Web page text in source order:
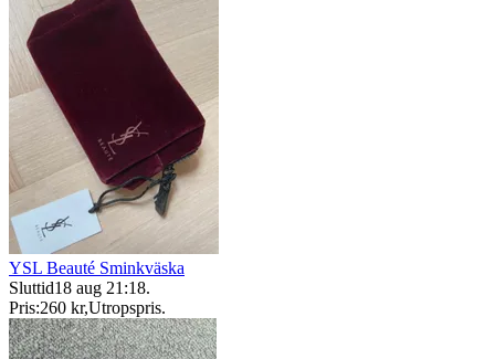
YSL Beauté Sminkväska
Sluttid18 aug 21:18.
Pris:260 kr,Utropspris.